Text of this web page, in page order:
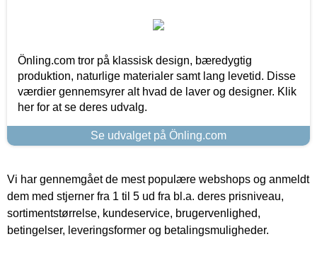
Önling.com tror på klassisk design, bæredygtig
produktion, naturlige materialer samt lang levetid. Disse
værdier gennemsyrer alt hvad de laver og designer. Klik
her for at se deres udvalg.
Se udvalget på Önling.com
Vi har gennemgået de mest populære webshops og anmeldt
dem med stjerner fra 1 til 5 ud fra bl.a. deres prisniveau,
sortimentstørrelse, kundeservice, brugervenlighed,
betingelser, leveringsformer og betalingsmuligheder.